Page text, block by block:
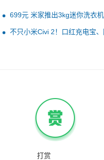
699元 米家推出3kg迷你洗衣
不只小米Civi 2！口红充电宝
打赏